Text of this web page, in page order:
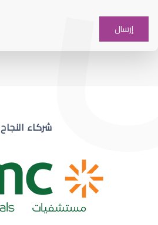
ضعف نظر مفاجئشركاء النجاح